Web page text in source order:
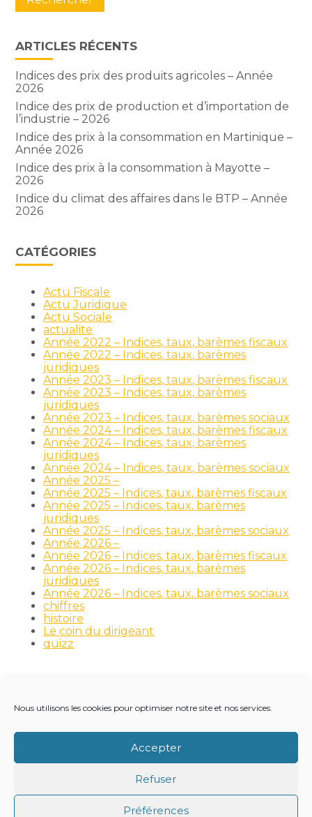
Nous utilisons les cookies pour optimiser notre site et nos services.
Accepter
Refuser
Préférences
ARTICLES RÉCENTS
Indices des prix des produits agricoles – Année
2026
Indice des prix de production et d’importation de
l’industrie – 2026
Indice des prix à la consommation en Martinique –
Année 2026
Indice des prix à la consommation à Mayotte –
2026
Indice du climat des affaires dans le BTP – Année
2026
CATÉGORIES
Actu Fiscale
Actu Juridique
Actu Sociale
actualite
Année 2022 – Indices, taux, barèmes fiscaux
Année 2022 – Indices, taux, barèmes
juridiques
Année 2023 – Indices, taux, barèmes fiscaux
Année 2023 – Indices, taux, barèmes
juridiques
Année 2023 – Indices, taux, barèmes sociaux
Année 2024 – Indices, taux, barèmes fiscaux
Année 2024 – Indices, taux, barèmes
juridiques
Année 2024 – Indices, taux, barèmes sociaux
Année 2025 –
Année 2025 – Indices, taux, barèmes fiscaux
Année 2025 – Indices, taux, barèmes
juridiques
Année 2025 – Indices, taux, barèmes sociaux
Année 2026 –
Année 2026 – Indices, taux, barèmes fiscaux
Année 2026 – Indices, taux, barèmes
juridiques
Année 2026 – Indices, taux, barèmes sociaux
chiffres
histoire
Le coin du dirigeant
quizz
Principale
RECRUTEMENT
NOTRE ACTUALITÉ
VIE DU CABINET
CONTACT
MENTIONS LÉGALES